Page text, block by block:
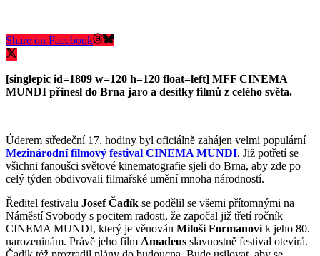
Share on Facebook
[singlepic id=1809 w=120 h=120 float=left] MFF CINEMA
MUNDI přinesl do Brna jaro a desítky filmů z celého světa.
Úderem středeční 17. hodiny byl oficiálně zahájen velmi populární
Mezinárodní filmový festival CINEMA MUNDI. Již potřetí se
všichni fanoušci světové kinematografie sjeli do Brna, aby zde po
celý týden obdivovali filmařské umění mnoha národností.
Ředitel festivalu Josef Čadík se podělil se všemi přítomnými na
Náměstí Svobody s pocitem radosti, že započal již třetí ročník
CINEMA MUNDI, který je věnován Miloši Formanovi k jeho 80.
narozeninám. Právě jeho film Amadeus slavnostně festival otevírá.